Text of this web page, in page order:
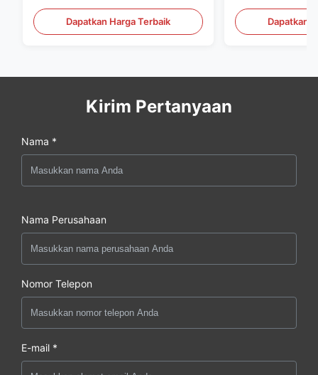
Dapatkan Harga Terbaik Dapatkan
Kirim Pertanyaan
Nama *
Nama Perusahaan
Nomor Telepon
E-mail *